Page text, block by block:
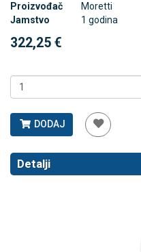
Proizvođač
Moretti
Jamstvo
1 godina
322,25 €
DODAJ
Detalji